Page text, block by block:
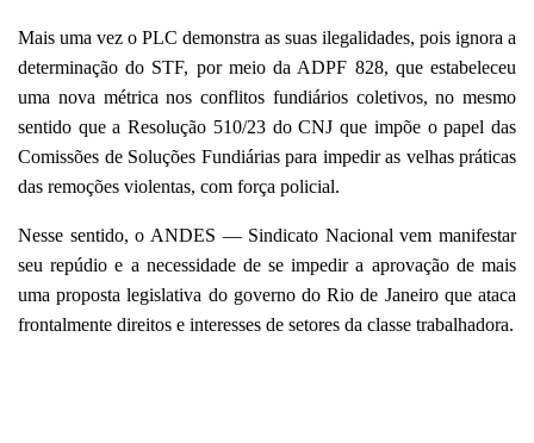
Mais uma vez o PLC demonstra as suas ilegalidades, pois ignora a
determinação do STF, por meio da ADPF 828, que estabeleceu
uma nova métrica nos conflitos fundiários coletivos, no mesmo
sentido que a Resolução 510/23 do CNJ que impõe o papel das
Comissões de Soluções Fundiárias para impedir as velhas práticas
das remoções violentas, com força policial.
Nesse sentido, o ANDES — Sindicato Nacional vem manifestar
seu repúdio e a necessidade de se impedir a aprovação de mais
uma proposta legislativa do governo do Rio de Janeiro que ataca
frontalmente direitos e interesses de setores da classe trabalhadora.